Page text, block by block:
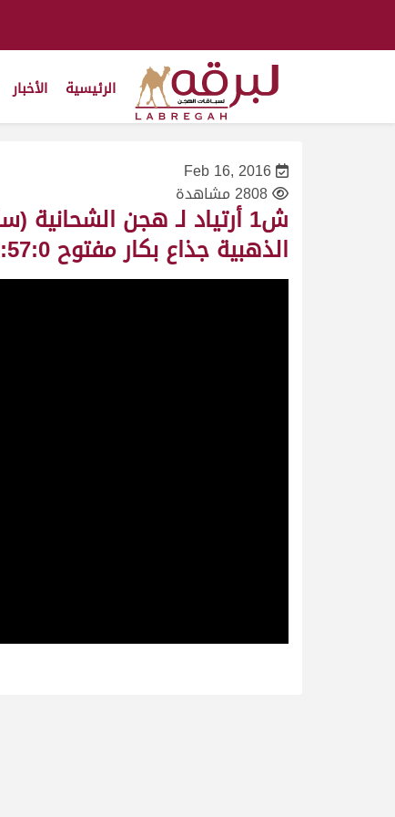
الرئيسية الأخبار
Feb 16, 2016
2808 مشاهدة
الذهبية جذاع بكار مفتوح 8:57:0